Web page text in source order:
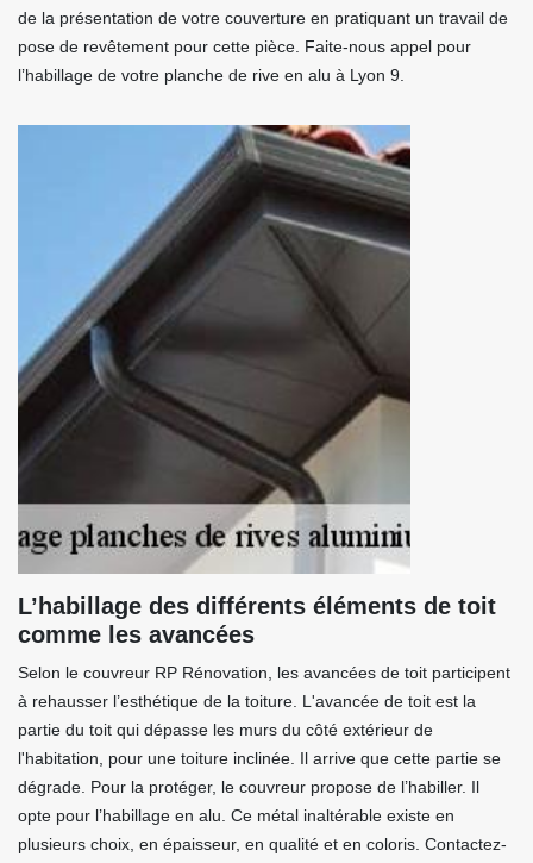
de la présentation de votre couverture en pratiquant un travail de
pose de revêtement pour cette pièce. Faite-nous appel pour
l’habillage de votre planche de rive en alu à Lyon 9.
L’habillage des différents éléments de toit
comme les avancées
Selon le couvreur RP Rénovation, les avancées de toit participent
à rehausser l’esthétique de la toiture. L'avancée de toit est la
partie du toit qui dépasse les murs du côté extérieur de
l'habitation, pour une toiture inclinée. Il arrive que cette partie se
dégrade. Pour la protéger, le couvreur propose de l’habiller. Il
opte pour l’habillage en alu. Ce métal inaltérable existe en
plusieurs choix, en épaisseur, en qualité et en coloris. Contactez-